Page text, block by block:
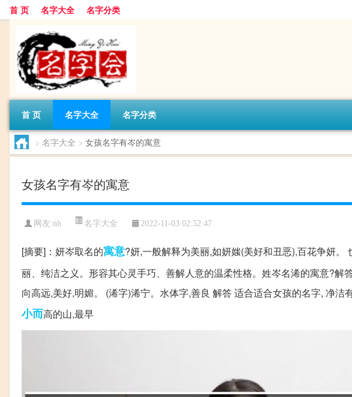
首 页 名字大全 名字分类
首 页 名字大全 名字分类
> 名字大全 > 女孩名字有岑的寓意
女孩名字有岑的寓意
网友:nh 名字大全 2022-11-03 02:52:47
[摘要]：妍岑取名的寓意?妍,一般解释为美丽,如妍媸(美好和丑恶),百花争妍
丽、纯洁之义。形容其心灵手巧、善解人意的温柔性格。姓岑名浠的寓意?解
向高远,美好,明媚。 (浠字)浠宁。水体字,善良 解答 适合适合女孩的名字, 净
小而高的山,最早